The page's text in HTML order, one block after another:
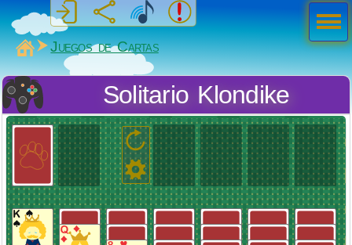
MiSabueso
Juegos de Cartas
Solitario Klondike
Men
ú